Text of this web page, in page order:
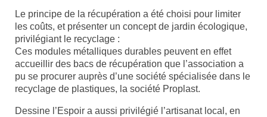
Le principe de la récupération a été choisi pour limiter
les coûts, et présenter un concept de jardin écologique,
privilégiant le recyclage :
Ces modules métalliques durables peuvent en effet
accueillir des bacs de récupération que l’association a
pu se procurer auprès d’une société spécialisée dans le
recyclage de plastiques, la société Proplast.
Dessine l’Espoir a aussi privilégié l’artisanat local, en